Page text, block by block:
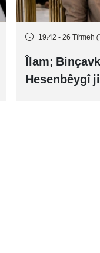
19:42 - 26 Tîrmeh
Îlam;
Hesenbêygî